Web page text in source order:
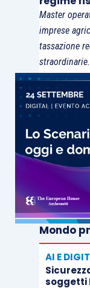
Varsavia è
storico
europea e
scivola verso
quale ne è
è oppresso;
della nazione
Master
imprese
tassazione
straordinarie.
Mondo
AI E
soggetti